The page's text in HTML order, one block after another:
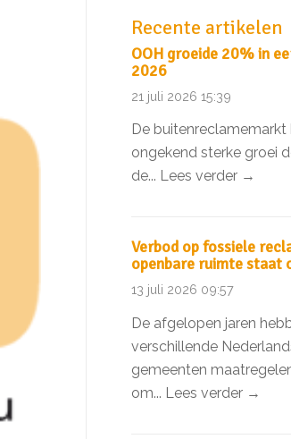
Recente artikelen
OOH groeide 20% in
2026
21 juli 2026 15:39
De buitenreclamemarkt
ongekend sterke groei
de... Lees verder →
Verbod op fossiele
openbare ruimte staat
13 juli 2026 09:57
De afgelopen jaren
verschillende
gemeenten
om... Lees verder →